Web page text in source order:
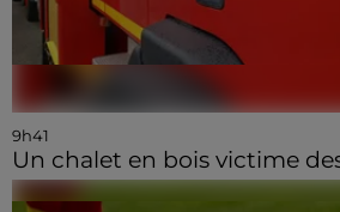
9h41
Un chalet en bois victime